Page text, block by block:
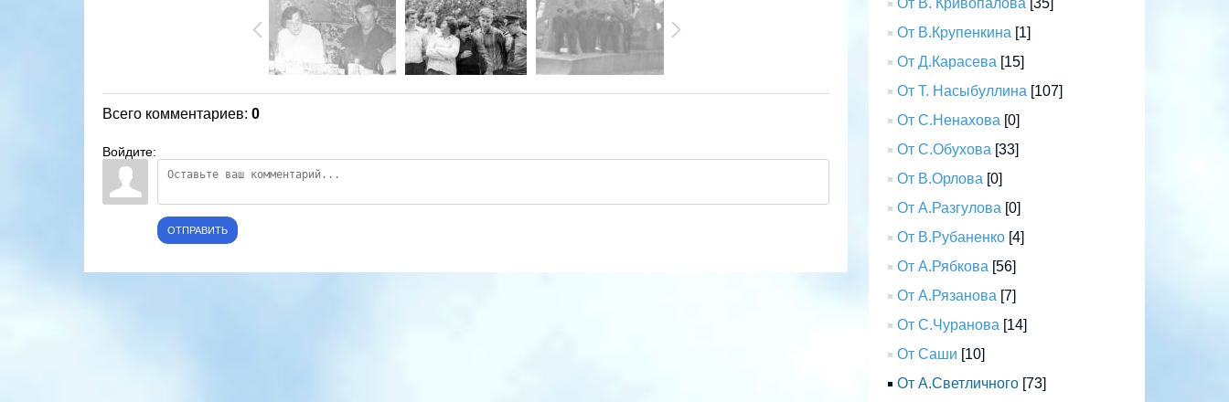
Всего комментариев: 0
Войдите:
ОТПРАВИТЬ
От В. Кривопалова [35]
От В.Крупенкина [1]
От Д.Карасева [15]
От Т. Насыбуллина [107]
От С.Ненахова [0]
От С.Обухова [33]
От В.Орлова [0]
От А.Разгулова [0]
От В.Рубаненко [4]
От А.Рябкова [56]
От А.Рязанова [7]
От С.Чуранова [14]
От Саши [10]
От А.Светличного [73]